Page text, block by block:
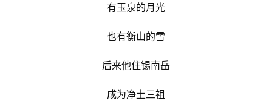
有玉泉的月光
也有衡山的雪
后来他住锡南岳
成为净土三祖